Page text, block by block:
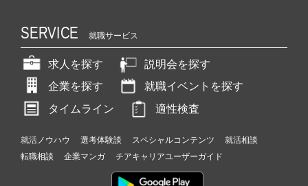
SERVICE 就職サービス
求人を探す
説明会を探す
企業を探す
就職イベントを探す
タイムライン
適性検査
就活ノウハウ 選考体験談 スペシャルコンテンツ
就活相談
転職相談
企業マンガ チアキャリアユーザーガイド